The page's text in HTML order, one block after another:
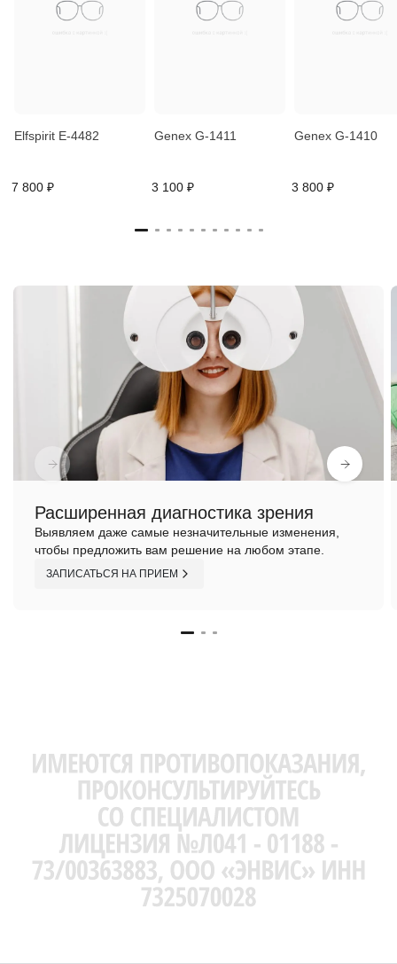
Elfspirit E-4482
7 800 ₽
Genex G-1411
3 100 ₽
Genex G-1410
3 800 ₽
Расширенная диагностика зрения
Выявляем даже самые незначительные изменения,
чтобы предложить вам решение на любом этапе.
ЗАПИСАТЬСЯ НА ПРИЕМ